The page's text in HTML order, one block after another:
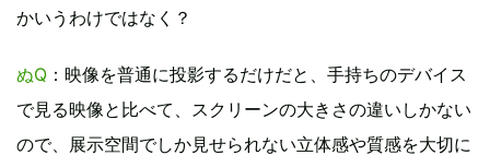
かいうわけではなく？
ぬQ ：映像を普通に投影するだけだと、手持ちのデバイス
で見る映像と比べて、スクリーンの大きさの違いしかない
ので、展示空間でしか見せられない立体感や質感を大切に